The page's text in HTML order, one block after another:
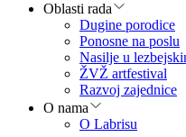
Oblasti rada
Dugine porodice
Ponosne na poslu
Nasilje u
ŽVŽ artfestival
Razvoj zajednice
O nama
O Labrisu